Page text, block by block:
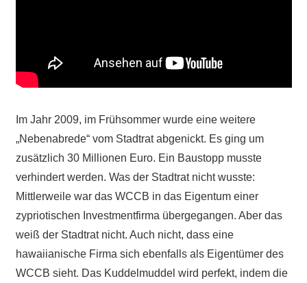
Im Jahr 2009, im Frühsommer wurde eine weitere
„Nebenabrede“ vom Stadtrat abgenickt. Es ging um
zusätzlich 30 Millionen Euro. Ein Baustopp musste
verhindert werden. Was der Stadtrat nicht wusste:
Mittlerweile war das WCCB in das Eigentum einer
zypriotischen Investmentfirma übergegangen. Aber das
weiß der Stadtrat nicht. Auch nicht, dass eine
hawaiianische Firma sich ebenfalls als Eigentümer des
WCCB sieht. Das Kuddelmuddel wird perfekt, indem die